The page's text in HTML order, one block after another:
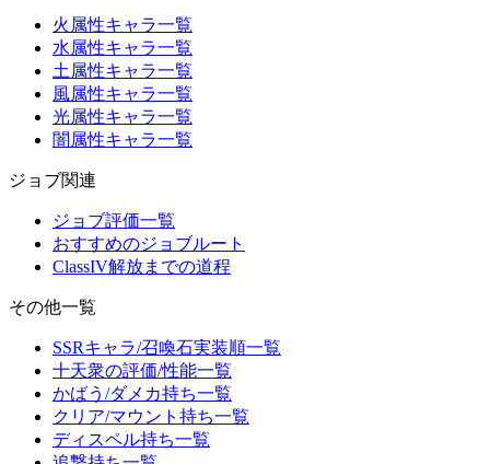
火属性キャラ一覧
水属性キャラ一覧
土属性キャラ一覧
風属性キャラ一覧
光属性キャラ一覧
闇属性キャラ一覧
ジョブ関連
ジョブ評価一覧
おすすめのジョブルート
ClassIV解放までの道程
その他一覧
SSRキャラ/召喚石実装順一覧
十天衆の評価/性能一覧
かばう/ダメカ持ち一覧
クリア/マウント持ち一覧
ディスペル持ち一覧